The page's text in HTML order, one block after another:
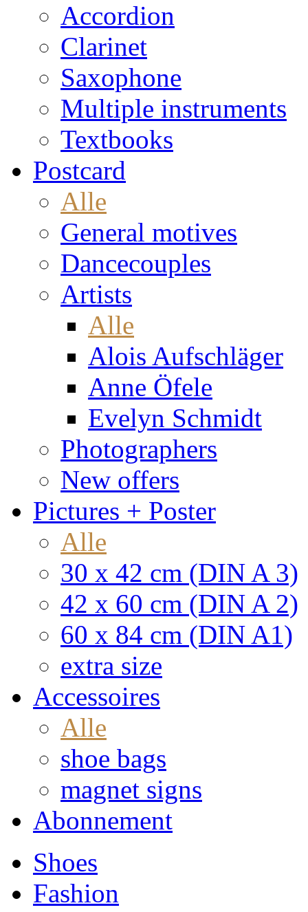
Accordion
Clarinet
Saxophone
Multiple instruments
Textbooks
Postcard
Alle
General motives
Dancecouples
Artists
Alle
Alois Aufschläger
Anne Öfele
Evelyn Schmidt
Photographers
New offers
Pictures + Poster
Alle
30 x 42 cm (DIN A 3)
42 x 60 cm (DIN A 2)
60 x 84 cm (DIN A1)
extra size
Accessoires
Alle
shoe bags
magnet signs
Abonnement
Shoes
Fashion